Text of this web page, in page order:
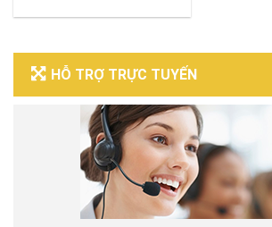
HỖ TRỢ TRỰC TUYẾN